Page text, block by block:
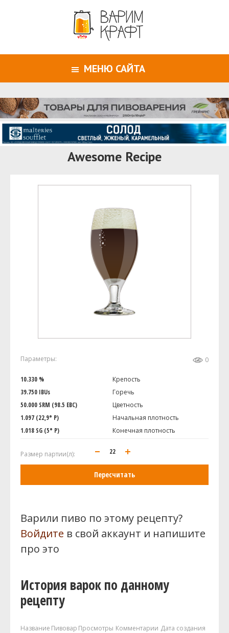
МЕНЮ САЙТА
Awesome Recipe
Параметры: 0
10.330 %
Крепость
39.750 IBUs
Горечь
50.000 SRM (98.5 EBC)
Цветность
1.097 (22,9° P)
Начальная плотность
1.018 SG (5° P)
Конечная плотность
Размер партии(л):
Пересчитать
Варили пиво по этому рецепту?
Войдите в свой аккаунт и напишите
про это
История варок по данному
рецепту
Название Пивовар Просмотры Комментарии Дата создания